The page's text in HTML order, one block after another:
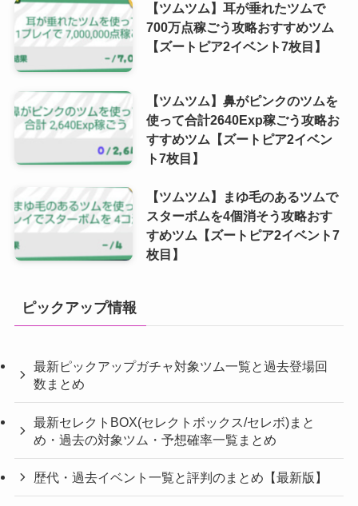
【ツムツム】耳が垂れたツムで
700万点稼ごう攻略おすすめツム
【ズートピア2イベント7枚目】
【ツムツム】鼻がピンクのツムを
使って合計2640Exp稼ごう攻略お
すすめツム【ズートピア2イベン
ト7枚目】
【ツムツム】まゆ毛のあるツムで
スターボムを4個消そう攻略おす
すめツム【ズートピア2イベント7
枚目】
ピックアップ情報
最新ピックアップガチャ対象ツム一覧と過去登場回
数まとめ
最新セレクトBOX(セレクトボックス/セレボ)まと
め・過去の対象ツム・予想確率一覧まとめ
歴代・過去イベント一覧と評判のまとめ【最新版】